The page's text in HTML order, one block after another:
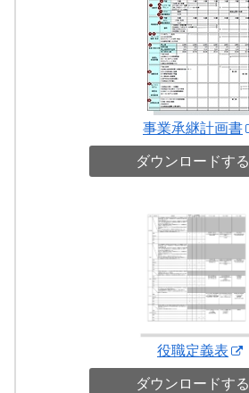
事業承継計画書
ダウンロードする
役職定義表
ダウンロードする